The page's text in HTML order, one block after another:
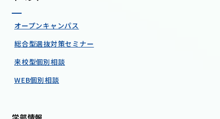
オープンキャンパス
総合型選抜対策セミナー
来校型個別相談
WEB個別相談